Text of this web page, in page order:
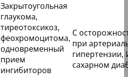
Закрытоугольная
глаукома,
тиреотоксикоз,
феохромоцитома,
одновременный
прием
ингибиторов
С
при
гипертензии,
сахарном